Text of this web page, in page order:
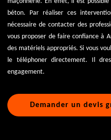
béton. Par réaliser ces
nécessaire de contacter des
vous proposer de faire confiance à
des matériels appropriés. Si vous
le téléphoner directement. Il
engagement.
Demander un devis